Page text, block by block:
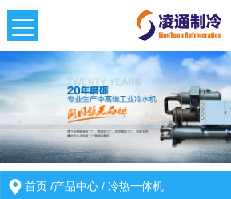
首页 /产品中心 /冷热一体机